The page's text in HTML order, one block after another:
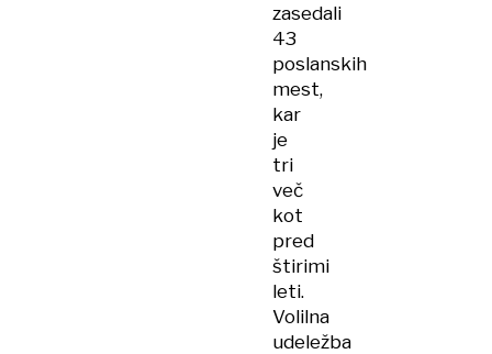
zasedali
43
poslanskih
mest,
kar
je
tri
več
kot
pred
štirimi
leti.
Volilna
udeležba